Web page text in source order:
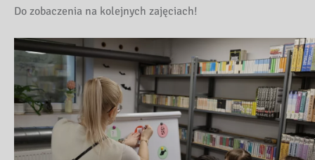
Do zobaczenia na kolejnych zajęciach!